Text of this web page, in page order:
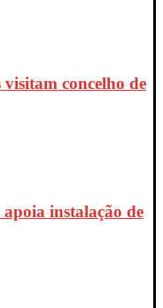
concelho de
instalação de